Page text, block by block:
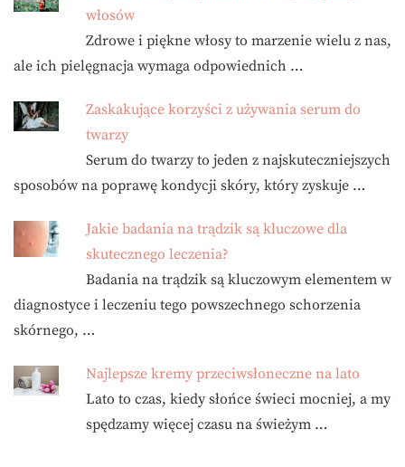
włosów
Zdrowe i piękne włosy to marzenie wielu z nas,
ale ich pielęgnacja wymaga odpowiednich …
Zaskakujące korzyści z używania serum do
twarzy
Serum do twarzy to jeden z najskuteczniejszych
sposobów na poprawę kondycji skóry, który zyskuje …
Jakie badania na trądzik są kluczowe dla
skutecznego leczenia?
Badania na trądzik są kluczowym elementem w
diagnostyce i leczeniu tego powszechnego schorzenia
skórnego, …
Najlepsze kremy przeciwsłoneczne na lato
Lato to czas, kiedy słońce świeci mocniej, a my
spędzamy więcej czasu na świeżym …